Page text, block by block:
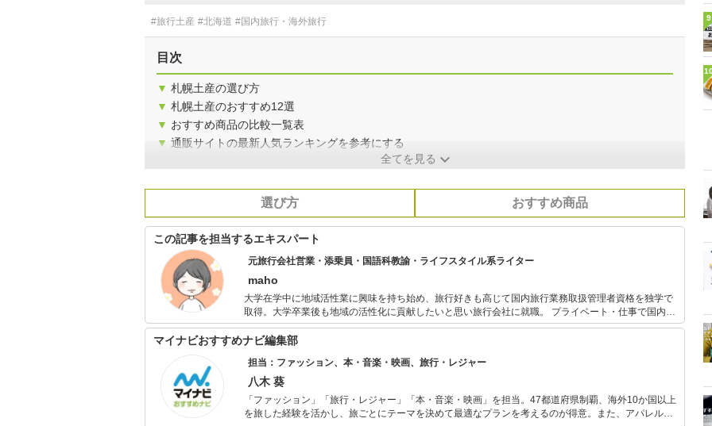
#旅行土産 #北海道 #国内旅行・海外旅行
目次
▼ 札幌土産の選び方
▼ 札幌土産のおすすめ12選
▼ おすすめ商品の比較一覧表
▼ 通販サイトの最新人気ランキングを参考にする
全てを見る
選び方 おすすめ商品
この記事を担当するエキスパート
元旅行会社営業・添乗員・国語科教諭・ライフスタイル系ライター
maho
大学在学中に地域活性業に興味を持ち始め、旅行好きも高じて国内旅行業務取扱管理者資格を独学で
取得。大学卒業後も地域の活性化に貢献したいと思い旅行会社に就職。 プライベート・仕事で国内を
中心に数多くの観光地を訪れ、渡航先はヨーロッパが多い。 結婚・引っ越しを期に退職後も、旅行好
きの夫と二人で旅行を計画してさまざま場所を訪れている。温泉やグルメ旅が好きで、子どもを出産
習を経て、「言葉」を通じて子どもの教育に関わりたいと書店員の道を志したことも。 現在はそのエ
ネルギーを子どもに向けて、図書館や書店めぐり、読み聞かせにも積極的に参加している。 転勤族の
ため、一戸建てマイホームを夢見ながら社宅暮らし中。制限のあるなかでいかに快適に暮らせるか、
便利アイテムや雑貨を探しては試している。 ライターとして、資格や経験を生かした旅行系・教育
系・ライフスタイル系の記事も執筆中。
マイナビおすすめナビ編集部
担当：ファッション、本・音楽・映画、旅行・レジャー
八木 葵
「ファッション」「旅行・レジャー」「本・音楽・映画」を担当。47都道府県制覇、海外10か国以上
を旅した経験を活かし、旅ごとにテーマを決めて最適なプランを考えるのが得意。また、アパレルシ
9